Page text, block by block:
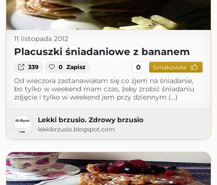
11 listopada 2012
Placuszki śniadaniowe z bananem
339 0 Zapisz 0 Smakowite
Od wieczora zastanawiałam się co zjem na śniadanie,
bo tylko w weekend mam czas, żeby zrobić śniadaniu
zdjęcie i tylko w weekend jem przy dziennym (...)
Lekki brzusio. Zdrowy brzusio
lekkibrzusio.blogspot.com